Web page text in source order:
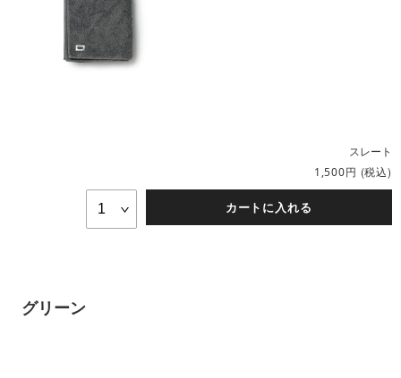
スレート
1,500円 (税込)
カートに入れる
グリーン